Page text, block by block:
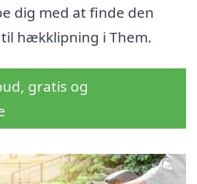
dig med at finde den
hækklipning i Them.
gratis og